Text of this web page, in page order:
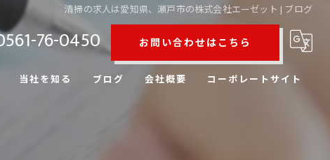
清掃の求人は愛知県、瀬戸市の株式会社エーゼット | ブログ
76-0450 お問い合わせはこちら
当社を知る ブログ 会社概要 コーポレートサイト